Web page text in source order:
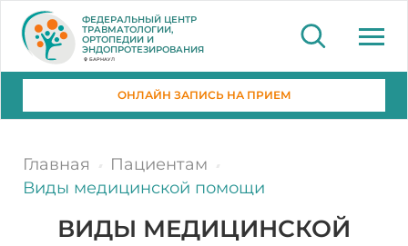
ФЕДЕРАЛЬНЫЙ ЦЕНТР
ТРАВМАТОЛОГИИ,
ОРТОПЕДИИ И
ЭНДОПРОТЕЗИРОВАНИЯ
БАРНАУЛ
ОНЛАЙН ЗАПИСЬ НА ПРИЕМ
Главная
Пациентам
Виды медицинской помощи
ВИДЫ МЕДИЦИНСКОЙ